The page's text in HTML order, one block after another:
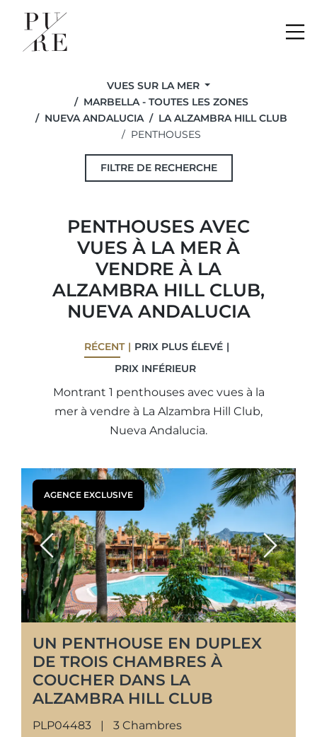
VUES SUR LA MER
MARBELLA - TOUTES LES ZONES
NUEVA ANDALUCIA
LA ALZAMBRA HILL CLUB
PENTHOUSES
FILTRE DE RECHERCHE
PENTHOUSES AVEC
VUES À LA MER À
VENDRE À LA
ALZAMBRA HILL CLUB,
NUEVA ANDALUCIA
RÉCENT
PRIX ​​PLUS ÉLEVÉ
PRIX ​​INFÉRIEUR
Montrant 1 penthouses avec vues à la
mer à vendre à La Alzambra Hill Club,
Nueva Andalucia.
Previous Next
UN PENTHOUSE EN DUPLEX
DE TROIS CHAMBRES À
COUCHER DANS LA
ALZAMBRA HILL CLUB
PLP04483
3 Chambres
AGENCE EXCLUSIVE